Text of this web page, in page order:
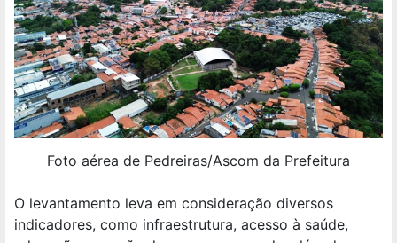
Foto aérea de Pedreiras/Ascom da Prefeitura
O levantamento leva em consideração diversos
indicadores, como infraestrutura, acesso à saúde,